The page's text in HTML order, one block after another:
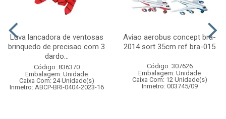
Luva lancadora de ventosas
brinquedo de precisao com 3
dardo...
Código: 836370
Embalagem: Unidade
Caixa Com: 24 Unidade(s)
Inmetro: ABCP-BRI-0404-2023-16
Aviao aerobus concept bra-
2014 sort 35cm ref bra-015
Código: 307626
Embalagem: Unidade
Caixa Com: 12 Unidade(s)
Inmetro: 003745/09